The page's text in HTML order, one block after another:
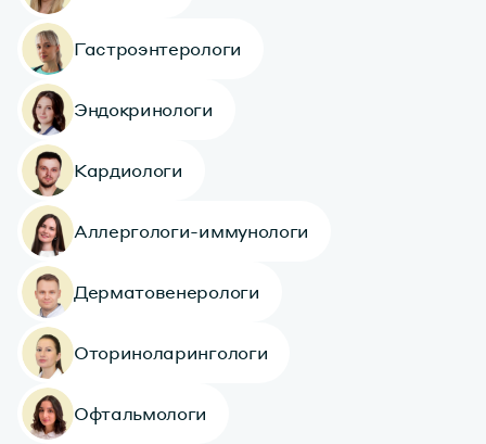
Гастроэнтерологи
Эндокринологи
Кардиологи
Аллергологи-иммунологи
Дерматовенерологи
Оториноларингологи
Офтальмологи